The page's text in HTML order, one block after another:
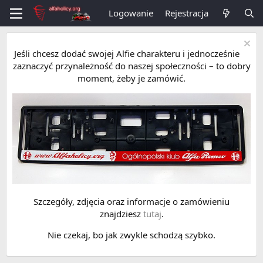
Logowanie Rejestracja
Jeśli chcesz dodać swojej Alfie charakteru i jednocześnie
zaznaczyć przynależność do naszej społeczności – to dobry
moment, żeby je zamówić.
Szczegóły, zdjęcia oraz informacje o zamówieniu
znajdziesz tutaj.
Nie czekaj, bo jak zwykle schodzą szybko.